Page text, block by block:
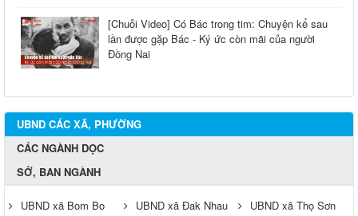
[Chuỗi Video] Có Bác trong tim: Chuyện kể sau
lần được gặp Bác - Ký ức còn mãi của người
Đồng Nai
UBND CÁC XÃ, PHƯỜNG
CÁC NGÀNH DỌC
SỞ, BAN NGÀNH
UBND xã Bom Bo UBND xã Đak Nhau
UBND xã Thọ Sơn